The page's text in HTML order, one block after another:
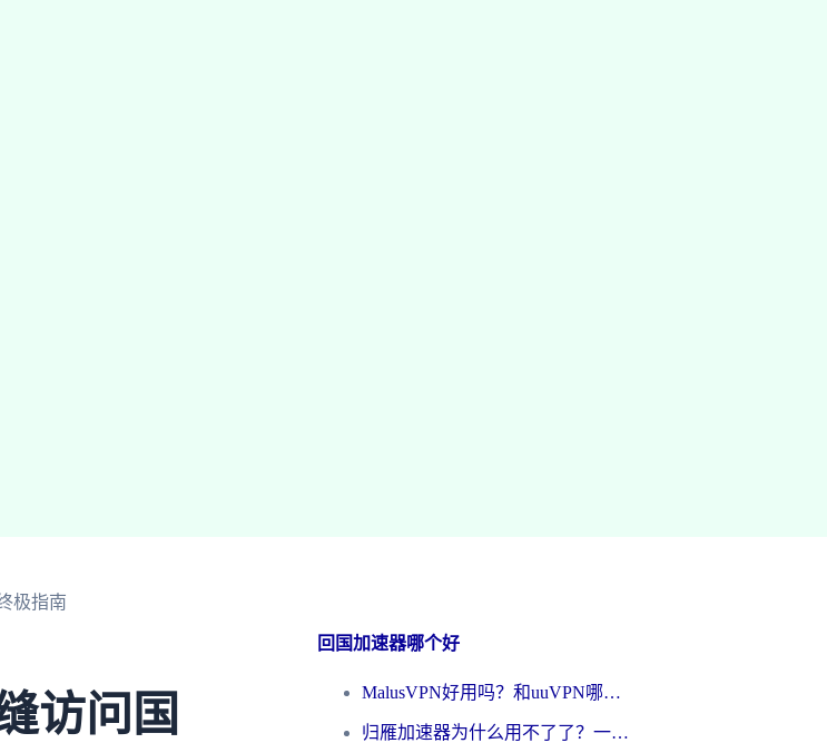
极指南
访问国
回国加速器哪个好
MalusVPN好用吗？和uuVPN哪个好？海外党无缝访问国内资源的真实对比与选择指南
归雁加速器为什么用不了了？一位海外游子的真实困惑与技术解答